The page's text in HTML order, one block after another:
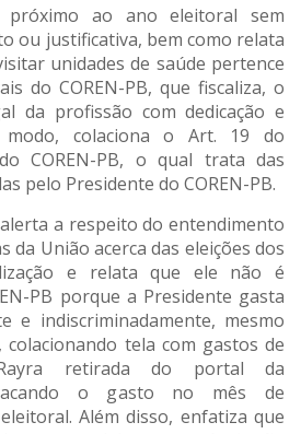
ao ano eleitoral sem
ou justificativa, bem como relata
unidades de saúde pertence
do COREN-PB, que fiscaliza, o
da profissão com dedicação e
modo, colaciona o Art. 19 do
COREN-PB, o qual trata das
pelo Presidente do COREN-PB.
a respeito do entendimento
da União acerca das eleições dos
e relata que ele não é
PB porque a Presidente gasta
e indiscriminadamente, mesmo
tela com gastos de
retirada do portal da
o gasto no mês de
Além disso, enfatiza que